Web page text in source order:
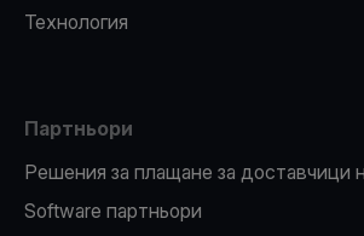
Технология
Партньори
Решения за плащане за доставчици
Software партньори